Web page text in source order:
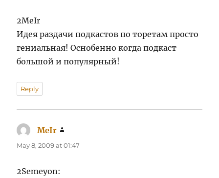
2MeIr
Идея раздачи подкастов по торетам просто
гениальная! Оснобенно когда подкаст
большой и популярный!
Reply
MeIr
May 8, 2009 at 01:47
2Semeyon: